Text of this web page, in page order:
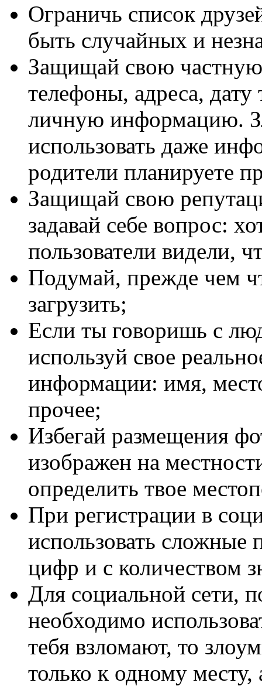
Ограничь список
быть случайных и
Защищай свою
телефоны, адреса,
личную информацию.
использовать даже
родители планируете
Защищай свою
задавай себе вопрос:
пользователи видели,
Подумай, прежде чем
загрузить;
Если ты говоришь с
используй свое
информации: имя,
прочее;
Избегай размещения
изображен на
определить твое
При регистрации в
использовать сложные
цифр и с количеством
Для социальной сети,
необходимо
тебя взломают, то
только к одному месту,